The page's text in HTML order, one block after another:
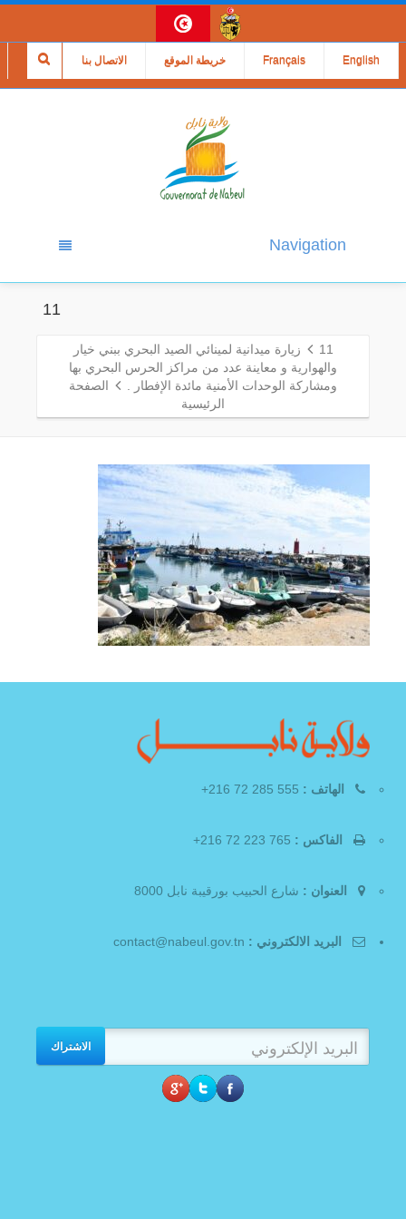
الاتصال بنا خريطة الموقع Français English
Navigation
11
11
زيارة ميدانية لمينائي الصيد البحري ببني خيار
والهوارية و معاينة عدد من مراكز الحرس البحري بها
ومشاركة الوحدات الأمنية مائدة الإفطار .
الصفحة
الرئيسية
الهاتف :
الفاكس :
العنوان : شارع الحبيب بورقيبة نابل 8000
البريد الالكتروني :
الاشتراك